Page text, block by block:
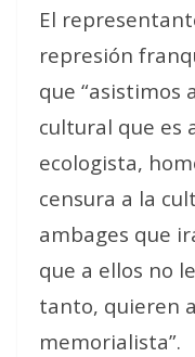
El
represión
que “asistimos
cultural que es
ecologista,
censura a la
ambages que
que a ellos no
tanto, quieren
memorialista”.